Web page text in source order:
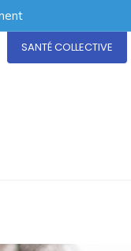
SANTÉ COLLECTIVE